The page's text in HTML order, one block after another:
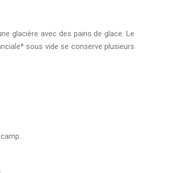
glacière avec des pains de glace. Le
sous vide se conserve plusieurs